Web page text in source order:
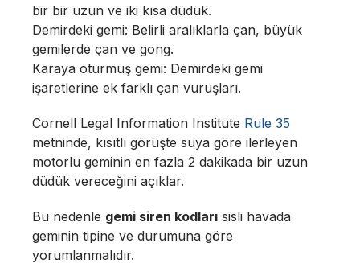
bir bir uzun ve iki kısa düdük.
Demirdeki gemi: Belirli aralıklarla çan, büyük
gemilerde çan ve gong.
Karaya oturmuş gemi: Demirdeki gemi
işaretlerine ek farklı çan vuruşları.
Cornell Legal Information Institute Rule 35
metninde, kısıtlı görüşte suya göre ilerleyen
motorlu geminin en fazla 2 dakikada bir uzun
düdük vereceğini açıklar.
Bu nedenle gemi siren kodları sisli havada
geminin tipine ve durumuna göre
yorumlanmalıdır.